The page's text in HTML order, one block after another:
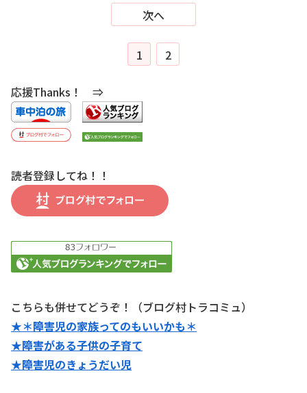
次へ
1 2
応援Thanks！ ⇒
読者登録してね！！
こちらも併せてどうぞ！（ブログ村トラコミュ）
★＊障害児の家族ってのもいいかも＊
★障害がある子供の子育て
★障害児のきょうだい児